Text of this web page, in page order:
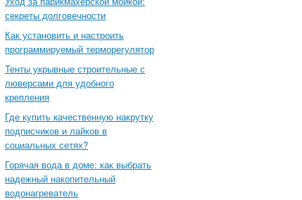
секреты долговечности
Как установить и настроить
программируемый терморегулятор
Тенты укрывные строительные с
люверсами для удобного
крепления
Где купить качественную накрутку
подписчиков и лайков в
социальных сетях?
Горячая вода в доме: как выбрать
надежный накопительный
водонагреватель